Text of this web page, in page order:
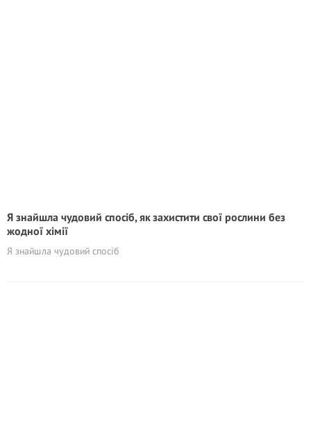
Я знайшла чудовий спосіб, як захистити свої рослини без
жодної хімії
Я знайшла чудовий спосіб